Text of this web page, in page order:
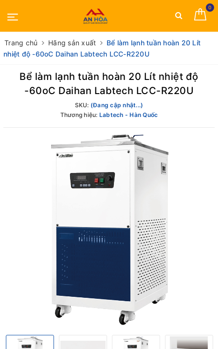
0
Trang chủ Hãng sản xuất
Bể làm lạnh tuần hoàn 20 Lít
nhiệt độ -60oC Daihan Labtech LCC-R220U
Bể làm lạnh tuần hoàn 20 Lít nhiệt độ
-60oC Daihan Labtech LCC-R220U
SKU: (Đang cập nhật...)
Thương hiệu: Labtech - Hàn Quốc